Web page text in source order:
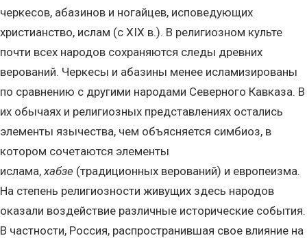
черкесов, абазинов и ногайцев, исповедующих
христианство, ислам (с XIX в.). В религиозном культе
почти всех народов сохраняются следы древних
верований. Черкесы и абазины менее исламизированы
по сравнению с другими народами Северного Кавказа. В
их обычаях и религиозных представлениях остались
элементы язычества, чем объясняется симбиоз, в
котором сочетаются элементы
ислама,хабзе (традиционных верований) и европеизма.
На степень религиозности живущих здесь народов
оказали воздействие различные исторические события.
В частности, Россия, распространившая свое влияние на